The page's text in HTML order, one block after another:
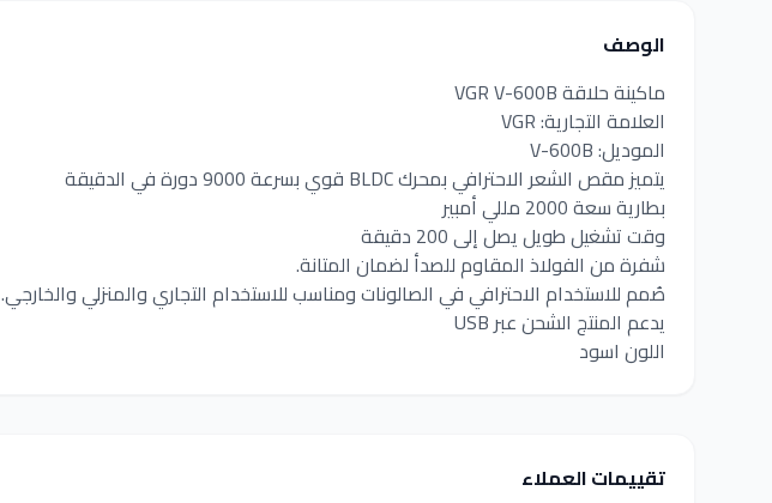
الوصف
ماكينة حلاقة VGR V-600B
العلامة التجارية: VGR
الموديل: V-600B
يتميز مقص الشعر الاحترافي بمحرك BLDC قوي بسرعة 9000 دورة في الدقيقة
بطارية سعة 2000 مللي أمبير
وقت تشغيل طويل يصل إلى 200 دقيقة
شفرة من الفولاذ المقاوم للصدأ لضمان المتانة.
صُمم للاستخدام الاحترافي في الصالونات ومناسب للاستخدام التجاري والمنزلي والخارجي.
يدعم المنتج الشحن عبر USB
اللون اسود
تقييمات العملاء